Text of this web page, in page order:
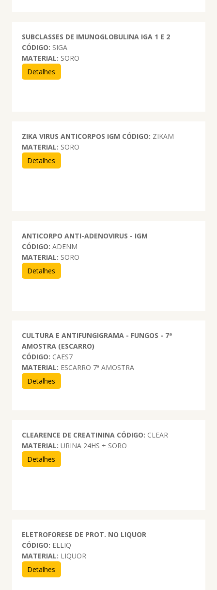
SUBCLASSES DE IMUNOGLOBULINA IGA 1 E 2
CÓDIGO: SIGA
MATERIAL: SORO
Detalhes
ZIKA VIRUS ANTICORPOS IGM CÓDIGO: ZIKAM
MATERIAL: SORO
Detalhes
ANTICORPO ANTI-ADENOVIRUS - IGM
CÓDIGO: ADENM
MATERIAL: SORO
Detalhes
CULTURA E ANTIFUNGIGRAMA - FUNGOS - 7ª
AMOSTRA (ESCARRO)
CÓDIGO: CAES7
MATERIAL: ESCARRO 7ª AMOSTRA
Detalhes
CLEARENCE DE CREATININA CÓDIGO: CLEAR
MATERIAL: URINA 24HS + SORO
Detalhes
ELETROFORESE DE PROT. NO LIQUOR
CÓDIGO: ELLIQ
MATERIAL: LIQUOR
Detalhes